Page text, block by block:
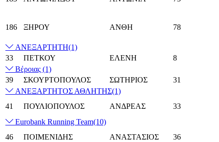
186 ΞΗΡΟΥ ΑΝΘΗ 78
ΑΝΕΞΑΡΤΗΤΗ(1)
33
ΠΕΤΚΟΥ ΕΛΕΝΗ
8
Βέροιας (1)
39
ΣΚΟΥΡΤΟΠΟΥΛΟΣ ΣΩΤΗΡΙΟΣ
31
ΑΝΕΞΑΡΤΗΤΟΣ ΑΘΛΗΤΗΣ(1)
41
ΠΟΥΛΙΟΠΟΥΛΟΣ ΑΝΔΡΕΑΣ
33
Eurobank Running Team(10)
46
ΠΟΙΜΕΝΙΔΗΣ ΑΝΑΣΤΑΣΙΟΣ 36